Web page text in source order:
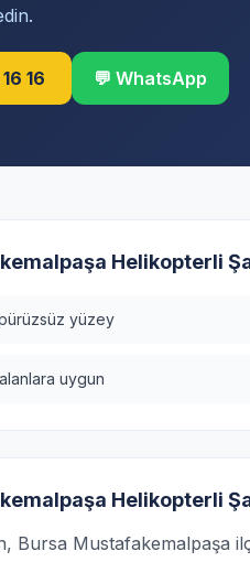
16 💬 WhatsApp
Helikopterli
yüzey
uygun
Helikopterli
Bursa Mustafakemalpaşa